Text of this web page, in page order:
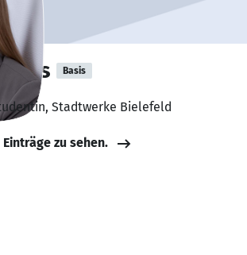
Basis
Stadtwerke Bielefeld
zu sehen.